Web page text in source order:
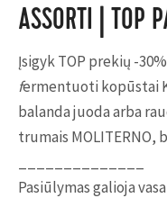
ASSORTI | TOP
Įsigyk TOP prekių -
fermentuoti kopūstai
balanda juoda arba
trumais MOLITERNO,
Pasiūlymas galioja